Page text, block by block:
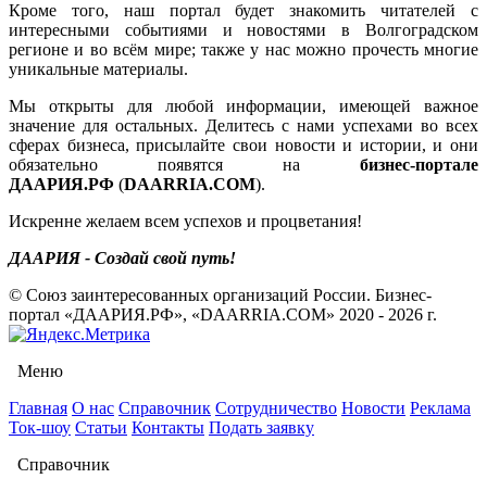
Кроме того, наш портал будет знакомить читателей с
интересными событиями и новостями в Волгоградском
регионе и во всём мире; также у нас можно прочесть многие
уникальные материалы.
Мы открыты для любой информации, имеющей важное
значение для остальных. Делитесь с нами успехами во всех
сферах бизнеса, присылайте свои новости и истории, и они
обязательно появятся на бизнес-портале
ДААРИЯ.РФ (DAARRIA.COM).
Искренне желаем всем успехов и процветания!
ДААРИЯ - Создай свой путь!
© Союз заинтересованных организаций России. Бизнес-
портал «ДААРИЯ.РФ», «DAARRIA.COM» 2020 - 2026 г.
Меню
Главная О нас Справочник Сотрудничество Новости Реклама
Ток-шоу Статьи Контакты Подать заявку
Справочник